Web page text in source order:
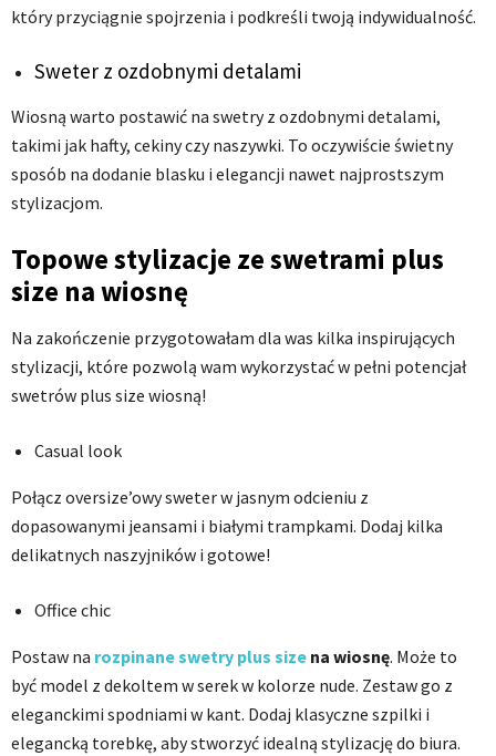
który przyciągnie spojrzenia i podkreśli twoją indywidualność.
Sweter z ozdobnymi detalami
Wiosną warto postawić na swetry z ozdobnymi detalami,
takimi jak hafty, cekiny czy naszywki. To oczywiście świetny
sposób na dodanie blasku i elegancji nawet najprostszym
stylizacjom.
Topowe stylizacje ze swetrami plus
size na wiosnę
Na zakończenie przygotowałam dla was kilka inspirujących
stylizacji, które pozwolą wam wykorzystać w pełni potencjał
swetrów plus size wiosną!
Casual look
Połącz oversize’owy sweter w jasnym odcieniu z
dopasowanymi jeansami i białymi trampkami. Dodaj kilka
delikatnych naszyjników i gotowe!
Office chic
Postaw na rozpinane swetry plus size na wiosnę. Może to
być model z dekoltem w serek w kolorze nude. Zestaw go z
eleganckimi spodniami w kant. Dodaj klasyczne szpilki i
elegancką torebkę, aby stworzyć idealną stylizację do biura.